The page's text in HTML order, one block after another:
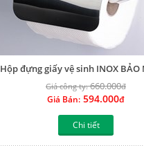
Hộp đựng giấy vệ sinh INOX BẢO
Giá công ty:660.000đ
Giá Bán: 594.000đ
Chi tiết